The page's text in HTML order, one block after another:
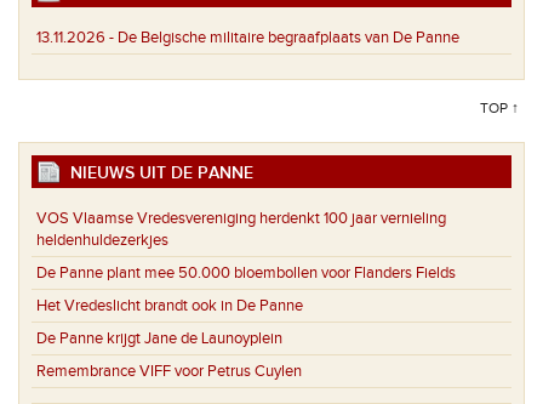
13.11.2026 - De Belgische militaire begraafplaats van De Panne
TOP ↑
NIEUWS UIT DE PANNE
VOS Vlaamse Vredesvereniging herdenkt 100 jaar vernieling
heldenhuldezerkjes
De Panne plant mee 50.000 bloembollen voor Flanders Fields
Het Vredeslicht brandt ook in De Panne
De Panne krijgt Jane de Launoyplein
Remembrance VIFF voor Petrus Cuylen